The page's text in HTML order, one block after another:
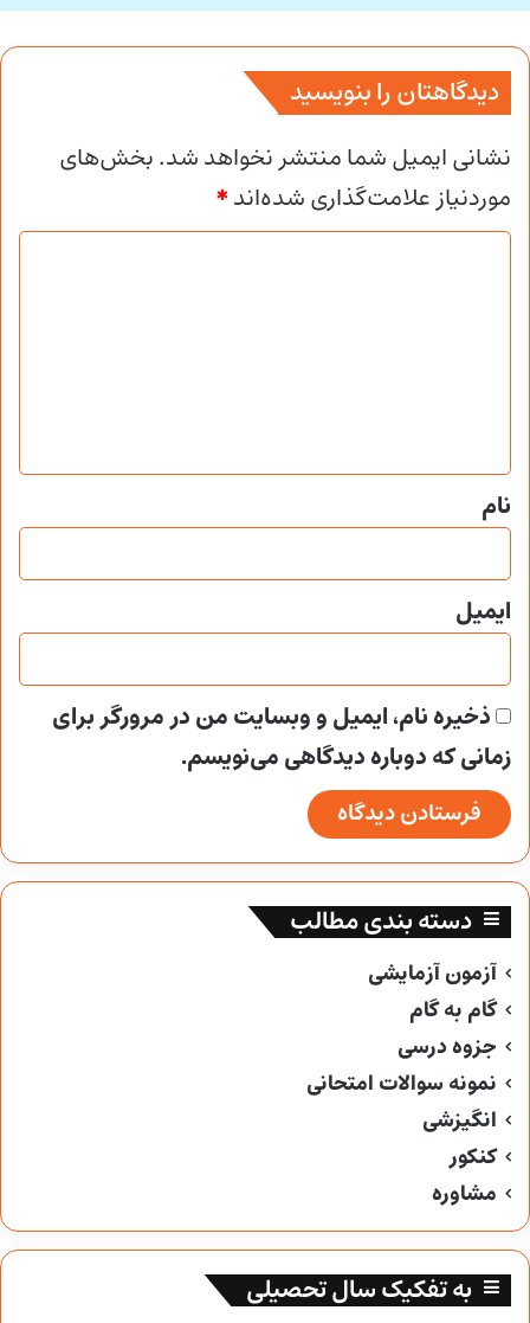
دیدگاهتان را بنویسید
نشانی ایمیل شما منتشر نخواهد شد.بخش‌های
موردنیاز علامت‌گذاری شده‌اند*
د
*
نام
ایمیل
ذخیره نام، ایمیل و وبسایت من در مرورگر برای
زمانی که دوباره دیدگاهی می‌نویسم.
دسته بندی مطالب
آزمون آزمایشی
گام به گام
جزوه درسی
نمونه سوالات امتحانی
انگیزشی
کنکور
مشاوره
به تفکیک سال تحصیلی